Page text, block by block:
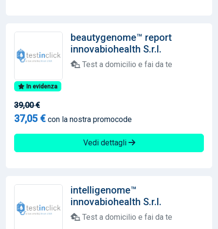
beautygenome™ report
innovabiohealth S.r.l.
Test a domicilio e fai da te
In evidenza
39,00 €
37,05 € con la nostra promocode
Vedi dettagli
intelligenome™
innovabiohealth S.r.l.
Test a domicilio e fai da te